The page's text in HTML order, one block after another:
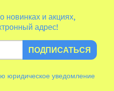
новинках и акциях,
адрес!
ПОДПИСАТЬСЯ
юридическое уведомление